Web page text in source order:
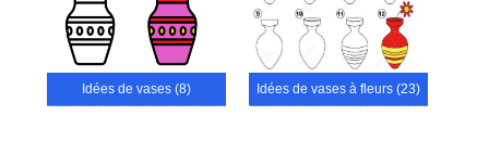
Idées de vases (8) Idées de vases à fleurs (23)